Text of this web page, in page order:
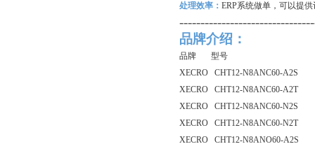
处理效率： ERP系统做单，可以提
品牌介绍：
品牌 型号
XECRO CHT12-N8ANC60-A2S
XECRO CHT12-N8ANC60-A2T
XECRO CHT12-N8ANC60-N2S
XECRO CHT12-N8ANC60-N2T
XECRO CHT12-N8ANO60-A2S